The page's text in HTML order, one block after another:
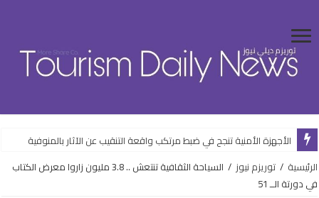
الأجهزة الأمنية تنجح في ضبط مرتكب واقعة التنقيب عن الآثار بالمنوفية
الرئيسية / توريزم نيوز /
السياحة الثقافية تنتعش .. 3.8 مليون زاروا معرض الكتاب
في دورتة الــ 51